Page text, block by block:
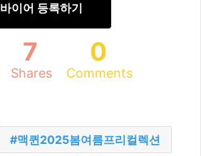
바이어 등록하기
7
Shares
0
Comments
맥퀸2025봄여름프리컬렉션